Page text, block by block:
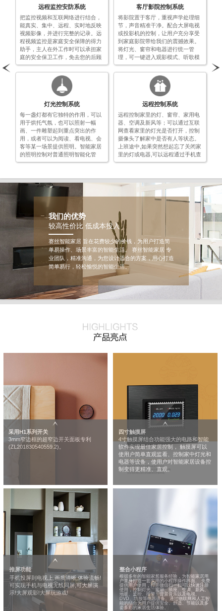
远程监控安防系统
把监控视频和互联网络进行结合，
能真实、集中、远程、实时地反映
视频影像，并进行完整的记录。远
程视频监控是家庭安全保障的得力
助手，主人在外工作时可以承担家
庭的安全保卫工作，免去您的后顾
之忧，在上班或出差时，可以随时
随地通过电脑或手机查看家中的实
时影像，对家中的状况了如指掌。
客厅影院控制系统
将影院置于客厅，重视声学处理细
节，声音精准干净。配合大屏电视
或投影机的控制，让用户充分享受
到家庭影院带给我们的震撼效果。
将灯光、窗帘和电器进行统一管
理，可一键进入观影模式、听歌模
式或者游戏模式。影音投屏控制器
具有网络协议对接接口、RS232协
议接口、红外控制接口以及HDMI输
出端口。可实现一台设备同时对电
视墙位置的电器设备全部智能控
灯光控制系统
每一盏灯都有它独特的作用，可以
用于烘托气氛，也可以照射一幅
画、一件雕塑起到重点突出的作
用，或者可以为阅读、看电视、会
客等某一场景提供照明。智能家居
的照明控制对普通照明智能化管
理，采用软启动和软开断技术。智
管理，调节不同灯光的亮度，更能
为您创造舒适、宁静、和谐、温馨
远程控制。
远程控制系统
远程控制家里的灯、窗帘、家用电
器、空调及新风等；可以通过互联
网查看家里的灯光是否打开，控制
摄像头了解家中是否有人等状态。
上班途中,如果突然想起忘了关闭家
里的灯或电器,可以远程通过手机查
看电器的状态并控制关闭；下班途
备，回家后就能享受丝丝凉意，舒
舒服服的泡个热水澡。即节省能源
又可以便捷的享受舒适的家居生
我们的优势
较高性价比 低成本投入
赛丝智能家居 旨在花费较少的价钱，为用户打造简
单易操作、场景丰富的智能生活。 赛丝智能家居 专
业团队，精准沟通，为您设计适合的方案，用心打造
简单易行，轻松愉悦的智能生活。
采用H1系列开关
3mm窄边框的超窄边开关面板专利
(ZL201830540559.2)。
四寸触摸屏
4寸触摸屏结合功能强大的电路和智能
软件实现最佳家居控制， 触摸屏可以
使用户简单直观监看、控制家中灯光和
电器等设备，使用户对智能家居设备控
制变得更精准、直观。
推屏功能
手机投屏到电视上,画质清晰,体验流畅!
可实现手机与电视无线同屏,可大屏演
示!大屏观影!大屏玩游戏!
整合小程序
根据多年的智能家居服务经验，为智能家居用
户量身打造一套实用的小程序操作界面, 免费
提供用户使用，打开微信扫一扫可以快速注册
使用，控制灯光、窗帘、插座、空调、新风、
地暖、监控、报警、背景音乐以及电视、
DVD、功放等电器设备。通过物联网和人工智
能的结合为用户提供安全、舒适、节能以及多
姿多彩的家居生活体验。